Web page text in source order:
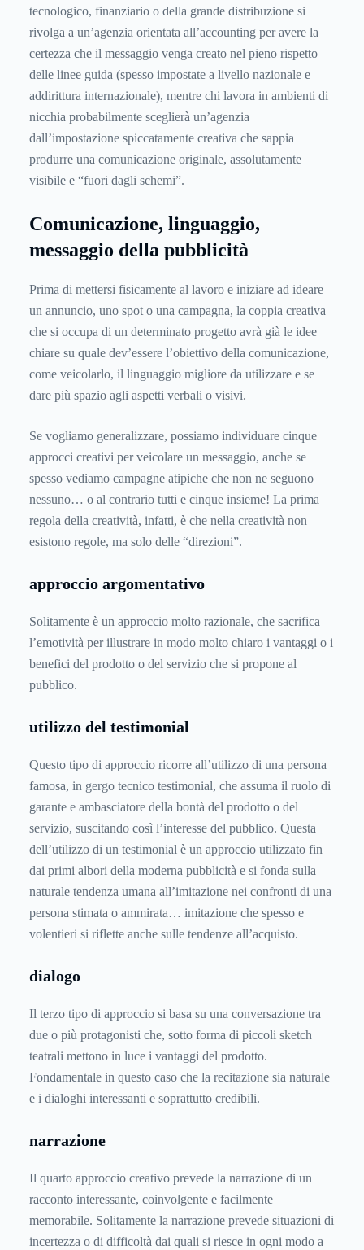
tecnologico, finanziario o della grande distribuzione si
rivolga a un’agenzia orientata all’accounting per avere la
certezza che il messaggio venga creato nel pieno rispetto
delle linee guida (spesso impostate a livello nazionale e
addirittura internazionale), mentre chi lavora in ambienti di
nicchia probabilmente sceglierà un’agenzia
dall’impostazione spiccatamente creativa che sappia
produrre una comunicazione originale, assolutamente
visibile e “fuori dagli schemi”.
Comunicazione, linguaggio,
messaggio della pubblicità
Prima di mettersi fisicamente al lavoro e iniziare ad ideare
un annuncio, uno spot o una campagna, la coppia creativa
che si occupa di un determinato progetto avrà già le idee
chiare su quale dev’essere l’obiettivo della comunicazione,
come veicolarlo, il linguaggio migliore da utilizzare e se
dare più spazio agli aspetti verbali o visivi.
Se vogliamo generalizzare, possiamo individuare cinque
approcci creativi per veicolare un messaggio, anche se
spesso vediamo campagne atipiche che non ne seguono
nessuno… o al contrario tutti e cinque insieme! La prima
regola della creatività, infatti, è che nella creatività non
esistono regole, ma solo delle “direzioni”.
approccio argomentativo
Solitamente è un approccio molto razionale, che sacrifica
l’emotività per illustrare in modo molto chiaro i vantaggi o i
benefici del prodotto o del servizio che si propone al
pubblico.
utilizzo del testimonial
Questo tipo di approccio ricorre all’utilizzo di una persona
famosa, in gergo tecnico testimonial, che assuma il ruolo di
garante e ambasciatore della bontà del prodotto o del
servizio, suscitando così l’interesse del pubblico. Questa
dell’utilizzo di un testimonial è un approccio utilizzato fin
dai primi albori della moderna pubblicità e si fonda sulla
naturale tendenza umana all’imitazione nei confronti di una
persona stimata o ammirata… imitazione che spesso e
volentieri si riflette anche sulle tendenze all’acquisto.
dialogo
Il terzo tipo di approccio si basa su una conversazione tra
due o più protagonisti che, sotto forma di piccoli sketch
teatrali mettono in luce i vantaggi del prodotto.
Fondamentale in questo caso che la recitazione sia naturale
e i dialoghi interessanti e soprattutto credibili.
narrazione
Il quarto approccio creativo prevede la narrazione di un
racconto interessante, coinvolgente e facilmente
memorabile. Solitamente la narrazione prevede situazioni di
incertezza o di difficoltà dai quali si riesce in ogni modo a